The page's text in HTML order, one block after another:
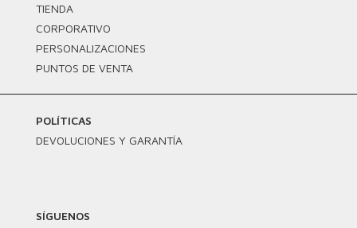
TIENDA
CORPORATIVO
PERSONALIZACIONES
PUNTOS DE VENTA
POLÍTICAS
DEVOLUCIONES Y GARANTÍA
SÍGUENOS